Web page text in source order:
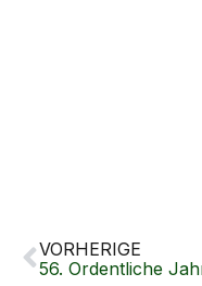
VORHERIGE